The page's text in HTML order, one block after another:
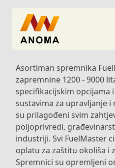
Asortiman spremnika
zapremnine 1200 - 9000
specifikacijskim opcijama
sustavima za upravljanje
su prilagođeni svim
poljoprivredi,
industriji. Svi FuelMaster
oplatu za zaštitu okoliša i
Spremnici su opremljeni